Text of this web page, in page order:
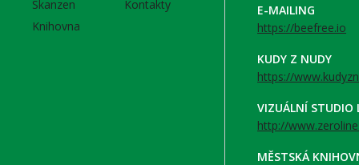
Skanzen
Knihovna
Kontakty
E-MAILING
https://beefree.io
KUDY Z NUDY
https://
VIZUÁLNÍ STUDIO
http://
MĚSTSKÁ